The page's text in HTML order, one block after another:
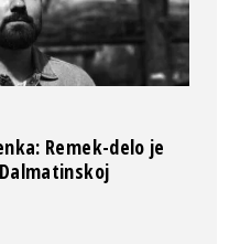
Remek-delo je